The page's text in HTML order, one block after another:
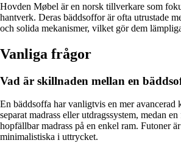
Hovden Møbel är en norsk tillverkare som
hantverk. Deras bäddsoffor är ofta utrustade
och solida mekanismer, vilket gör dem
Vanliga frågor
Vad är skillnaden mellan en
En bäddsoffa har vanligtvis en mer avancerad
separat madrass eller utdragssystem, medan
hopfällbar madrass på en enkel ram. Futoner
minimalistiska i uttrycket.